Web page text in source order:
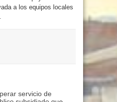
a los equipos locales
servicio de